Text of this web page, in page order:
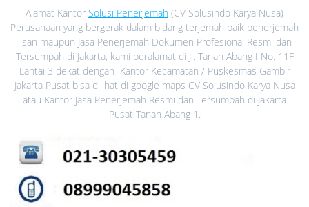
Alamat Kantor Solusi Penerjemah (CV Solusindo Karya Nusa)
Perusahaan yang bergerak dalam bidang terjemah baik penerjemah
lisan maupun Jasa Penerjemah Dokumen Profesional Resmi dan
Tersumpah di Jakarta, kami beralamat di Jl. Tanah Abang I No. 11F
Lantai 3 dekat dengan Kantor Kecamatan / Puskesmas Gambir
Jakarta Pusat bisa dilihat di google maps CV Solusindo Karya Nusa
atau Kantor Jasa Penerjemah Resmi dan Tersumpah di Jakarta
Pusat Tanah Abang 1.